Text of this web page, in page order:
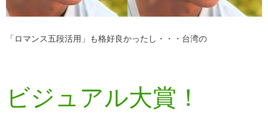
「ロマンス五段活用」も格好良かったし・・・台湾の
ビジュアル大賞！